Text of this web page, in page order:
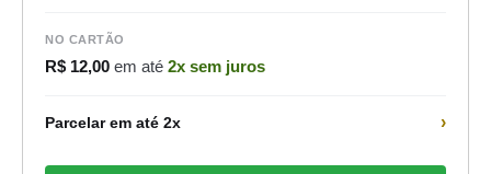
NO CARTÃO
R$ 12,00 em até 2x sem juros
Parcelar em até 2x ›